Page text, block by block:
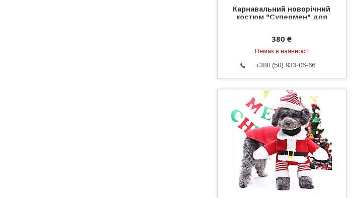
Карнавальний новорічний
костюм "Супермен" для
380 ₴
Немає в наявності
+380 (50) 933-06-66